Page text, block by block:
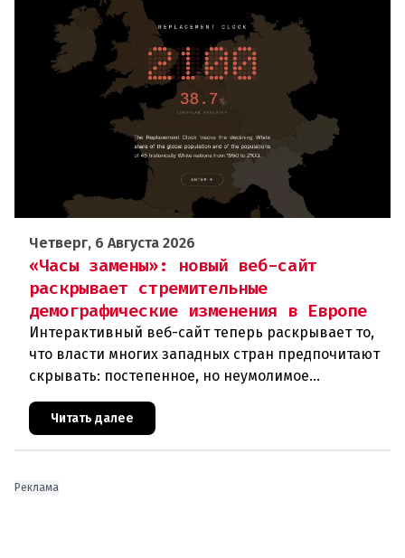
Четверг, 6 Августа 2026
«Часы замены»: новый веб-сайт
раскрывает стремительные
демографические изменения в Европе
Интерактивный веб-сайт теперь раскрывает то,
что власти многих западных стран предпочитают
скрывать: постепенное, но неумолимое
сокращение численности населения
европейского происхождения. «Часы замен
Читать далее
Реклама